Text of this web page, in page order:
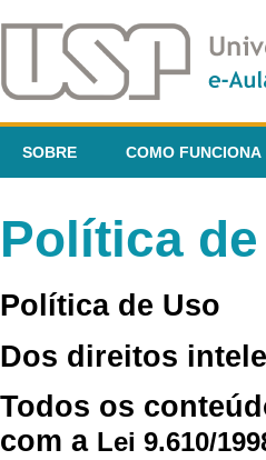
SOBRE COMO FUNCIONA
Política
Política de Uso
Dos direitos
Todos os
com a Lei 9.610/